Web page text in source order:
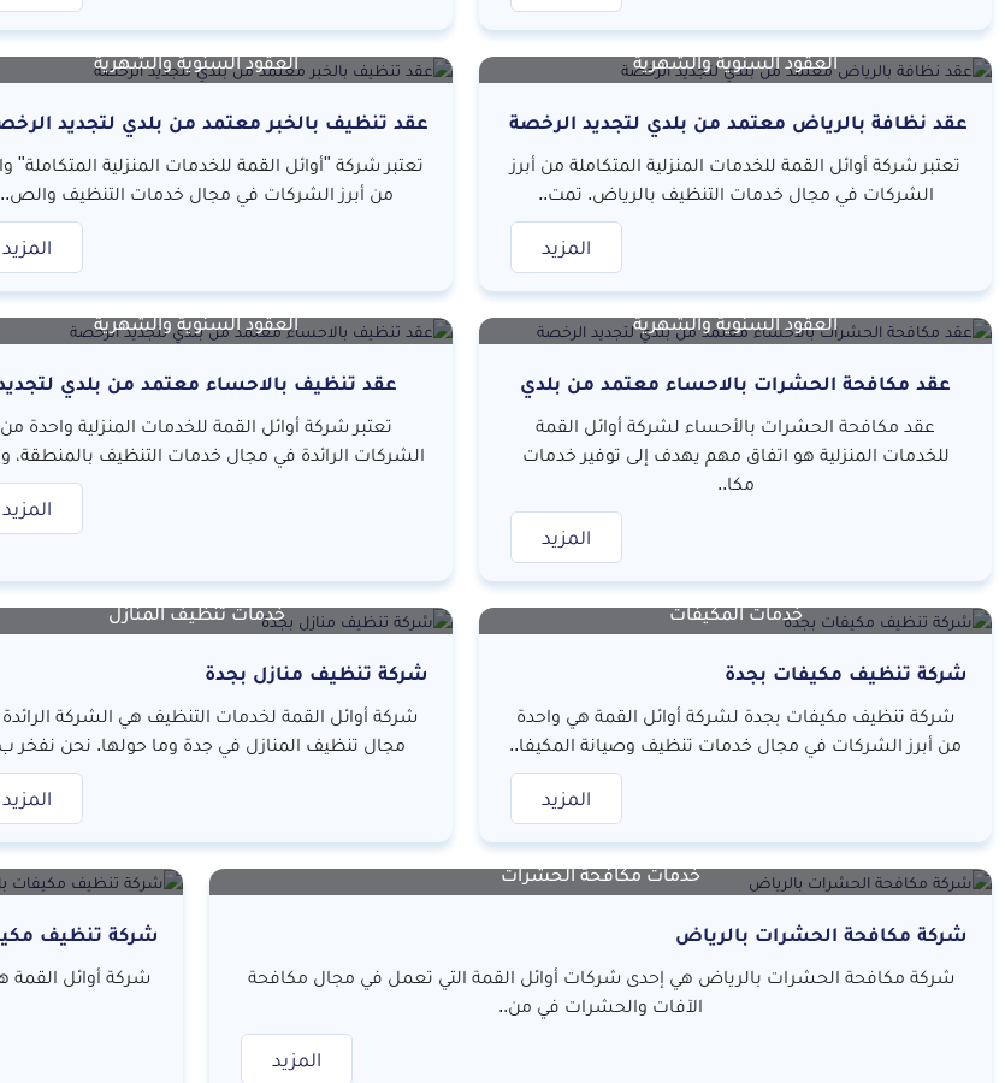
العقود السنوية والشهرية
عقد نظافة بالرياض معتمد من بلدي لتجديد الرخصة
تعتبر شركة أوائل القمة للخدمات المنزلية المتكاملة من أبرز
الشركات في مجال خدمات التنظيف بالرياض. تمت..
المزيد
العقود السنوية والشهرية
عقد تنظيف بالخبر معتمد من بلدي لتجديد
تعتبر شركة "أوائل القمة للخدمات المنزلية المتكاملة"
من أبرز الشركات في مجال خدمات التنظيف والص..
المزيد
العقود السنوية والشهرية
عقد مكافحة الحشرات بالاحساء معتمد من بلدي
لتجديد الرخصة
عقد مكافحة الحشرات بالأحساء لشركة أوائل القمة
للخدمات المنزلية هو اتفاق مهم يهدف إلى توفير خدمات
مكا..
المزيد
العقود السنوية والشهرية
عقد تنظيف بالاحساء معتمد من بلدي
الرخصة
تعتبر شركة أوائل القمة للخدمات المنزلية واحدة من
الشركات الرائدة في مجال خدمات التنظيف بالمنطقة،
المزيد
خدمات المكيفات
شركة تنظيف مكيفات بجدة
شركة تنظيف مكيفات بجدة لشركة أوائل القمة هي واحدة
من أبرز الشركات في مجال خدمات تنظيف وصيانة المكيفا..
المزيد
خدمات تنظيف المنازل
شركة تنظيف منازل بجدة
شركة أوائل القمة لخدمات التنظيف هي الشركة
مجال تنظيف المنازل في جدة وما حولها. نحن نفخر
المزيد
خدمات مكافحة الحشرات
شركة مكافحة الحشرات بالرياض
شركة مكافحة الحشرات بالرياض هي إحدى شركات أوائل القمة التي تعمل في مجال مكافحة
الآفات والحشرات في من..
المزيد
شركة تنظيف
شركة أوائل